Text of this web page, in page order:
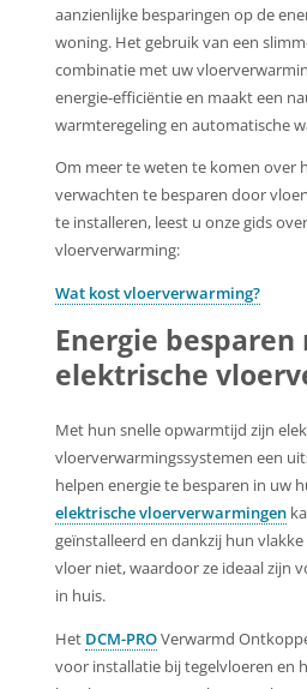
aanzienlijke besparingen op de
woning. Het gebruik van een
combinatie met uw
energie-efficiëntie en maakt een
warmteregeling en automatische
Om meer te weten te komen over
verwachten te besparen door
te installeren, leest u onze gids
vloerverwarming:
Wat kost vloerverwarming?
Energie besparen
elektrische
Met hun snelle opwarmtijd zijn
vloerverwarmingssystemen een
helpen energie te besparen in uw
elektrische vloerverwarmingen
geïnstalleerd en dankzij hun
vloer niet, waardoor ze ideaal zijn
in huis.
Het DCM-PROVerwarmd
voor installatie bij tegelvloeren en